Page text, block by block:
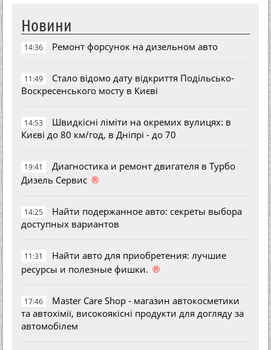
Новини
14:36 Ремонт форсунок на дизельном авто
11:49
Стало відомо дату відкриття Подільсько-
Воскресенського мосту в Києві
14:53
Швидкісні ліміти на окремих вулицях: в
Києві до 80 км/год, в Дніпрі - до 70
19:41
Диагностика и ремонт двигателя в Турбо
Дизель Сервис ®
14:25
Найти подержанное авто: секреты выбора
доступных вариантов
11:31
Найти авто для приобретения: лучшие
ресурсы и полезные фишки. ®
17:46
Master Care Shop - магазин автокосметики
та автохімії, високоякісні продукти для догляду за
автомобілем